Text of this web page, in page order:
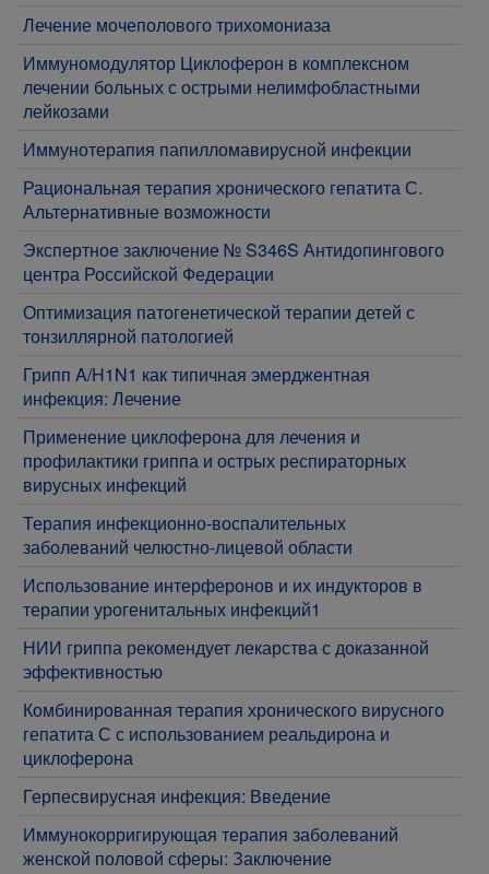
Лечение мочеполового трихомониаза
Иммуномодулятор Циклоферон в комплексном
лечении больных с острыми нелимфобластными
лейкозами
Иммунотерапия папилломавирусной инфекции
Рациональная терапия хронического гепатита С.
Альтернативные возможности
Экспертное заключение № S346S Антидопингового
центра Российской Федерации
Оптимизация патогенетической терапии детей с
тонзиллярной патологией
Грипп A/H1N1 как типичная эмерджентная
инфекция: Лечение
Применение циклоферона для лечения и
профилактики гриппа и острых респираторных
вирусных инфекций
Терапия инфекционно-воспалительных
заболеваний челюстно-лицевой области
Использование интерферонов и их индукторов в
терапии урогенитальных инфекций1
НИИ гриппа рекомендует лекарства с доказанной
эффективностью
Комбинированная терапия хронического вирусного
гепатита С с использованием реальдирона и
циклоферона
Герпесвирусная инфекция: Введение
Иммунокорригирующая терапия заболеваний
женской половой сферы: Заключение